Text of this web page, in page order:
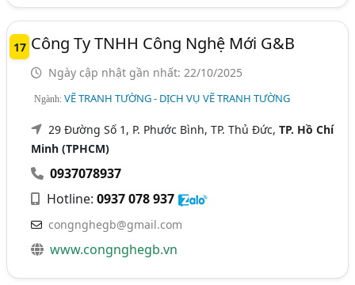
17 Công Ty TNHH Công Nghệ Mới G&B
Ngày cập nhật gần nhất: 22/10/2025
Ngành:VẼ TRANH TƯỜNG - DỊCH VỤ VẼ TRANH TƯỜNG
29 Đường Số 1, P. Phước Bình, TP. Thủ Đức,TP. Hồ Chí
Minh (TPHCM)
0937078937
Hotline:0937 078 937
congnghegb@gmail.com
www.congnghegb.vn